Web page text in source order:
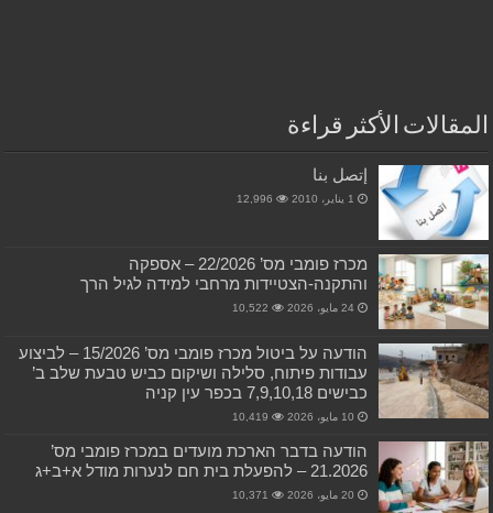
المقالات الأكثر قراءة
إتصل بنا
1 يناير، 2010 12,996
מכרז פומבי מס’ 22/2026 – אספקה
והתקנה-הצטיידות מרחבי למידה לגיל הרך
24 مايو، 2026 10,522
הודעה על ביטול מכרז פומבי מס’ 15/2026 – לביצוע
עבודות פיתוח, סלילה ושיקום כביש טבעת שלב ב’
כבישים 7,9,10,18 בכפר עין קניה
10 مايو، 2026 10,419
הודעה בדבר הארכת מועדים במכרז פומבי מס’
21.2026 – להפעלת בית חם לנערות מודל א+ב+ג
20 مايو، 2026 10,371